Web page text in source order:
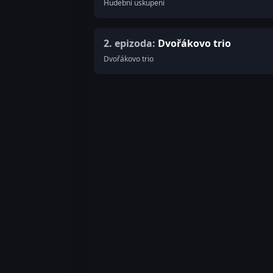
Hudební uskupení
2. epizoda: Dvořákovo trio
Dvořákovo trio